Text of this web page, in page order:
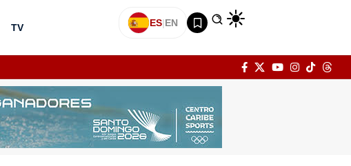
TV ES|EN